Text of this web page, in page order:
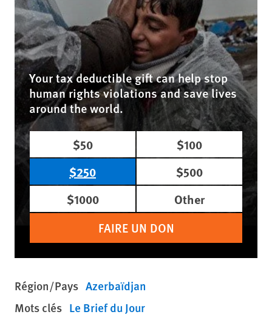
Your tax deductible gift can help stop
human rights violations and save lives
around the world.
$50
$100
$250
$500
$1000
Other
FAIRE UN DON
Région/Pays Azerbaïdjan
Mots clés Le Brief du Jour